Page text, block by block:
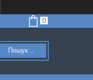
Пошук...